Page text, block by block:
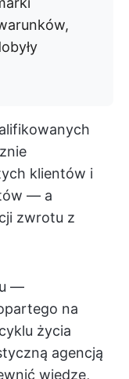
klientów i
— a
zwrotu z
—
na
życia
agencją
wiedzę,